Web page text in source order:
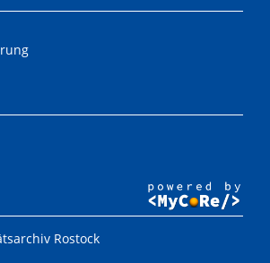
Rostock